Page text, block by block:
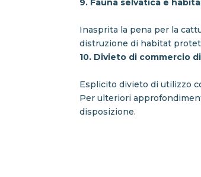
9. Fauna selvatica e
Inasprita la pena per la
distruzione di habitat
10. Divieto di commercio
Esplicito divieto di utilizzo
Per ulteriori
disposizione.